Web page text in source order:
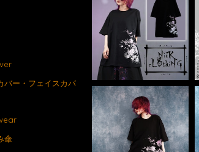
バー・フェイスカバ
傘